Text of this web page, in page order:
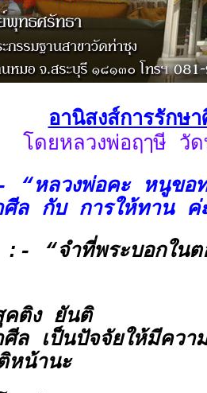
อานิสงส์การรักษ
โดยหลวงพ่อฤๅษี วั
หลวงพ่อคะ หนูขอท
ศีลกับ การให้ทานค่
:- “จำที่พระบอกในต
คติง ยันติ
ศีล เป็นปัจจัยให้มีคว
หน้านะ